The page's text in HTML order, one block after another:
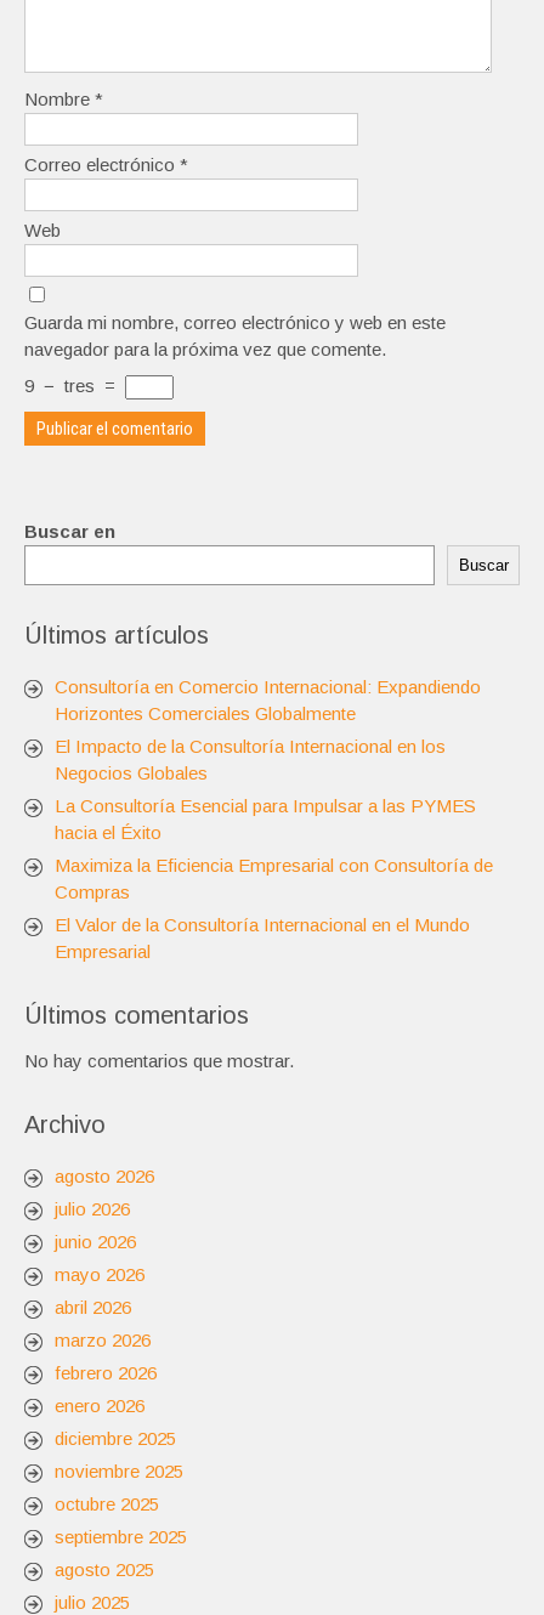
Nombre *
Correo electrónico *
Web
Guarda mi nombre, correo electrónico y web en este
navegador para la próxima vez que comente.
9 − tres =
Buscar en
Buscar
Últimos artículos
Consultoría en Comercio Internacional: Expandiendo
Horizontes Comerciales Globalmente
El Impacto de la Consultoría Internacional en los
Negocios Globales
La Consultoría Esencial para Impulsar a las PYMES
hacia el Éxito
Maximiza la Eficiencia Empresarial con Consultoría de
Compras
El Valor de la Consultoría Internacional en el Mundo
Empresarial
Últimos comentarios
No hay comentarios que mostrar.
Archivo
agosto 2026
julio 2026
junio 2026
mayo 2026
abril 2026
marzo 2026
febrero 2026
enero 2026
diciembre 2025
noviembre 2025
octubre 2025
septiembre 2025
agosto 2025
julio 2025